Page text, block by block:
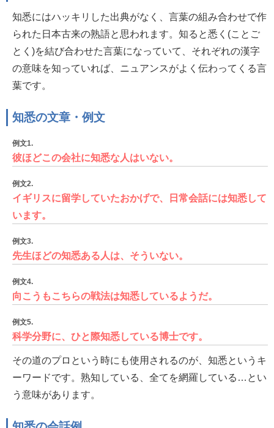
知悉にはハッキリした出典がなく、言葉の組み合わせで作
られた日本古来の熟語と思われます。知ると悉く(ことご
とく)を結び合わせた言葉になっていて、それぞれの漢字
の意味を知っていれば、ニュアンスがよく伝わってくる言
葉です。
知悉の文章・例文
例文1.
彼ほどこの会社に知悉な人はいない。
例文2.
イギリスに留学していたおかげで、日常会話には知悉して
います。
例文3.
先生ほどの知悉ある人は、そういない。
例文4.
向こうもこちらの戦法は知悉しているようだ。
例文5.
科学分野に、ひと際知悉している博士です。
その道のプロという時にも使用されるのが、知悉というキ
ーワードです。熟知している、全てを網羅している…とい
う意味があります。